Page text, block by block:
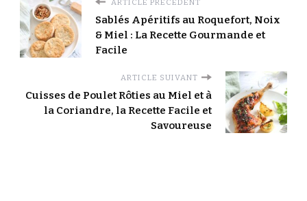
ARTICLE PRÉCÉDENT
Sablés Apéritifs au Roquefort, Noix
& Miel : La Recette Gourmande et
Facile
ARTICLE SUIVANT
Cuisses de Poulet Rôties au Miel et à
la Coriandre, la Recette Facile et
Savoureuse